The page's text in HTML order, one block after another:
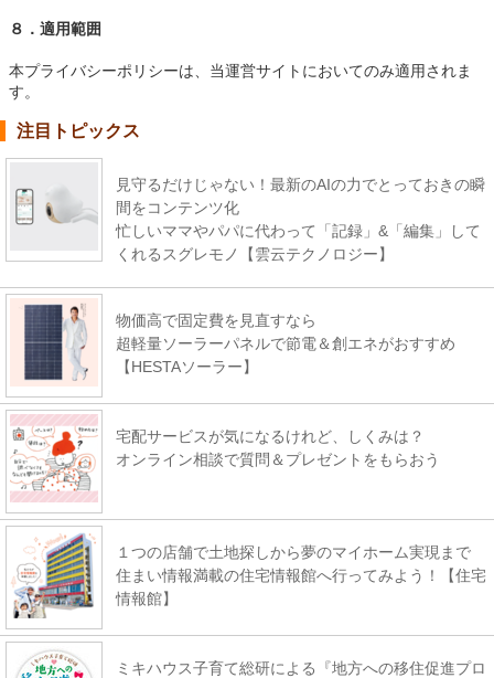
８．適用範囲
本プライバシーポリシーは、当運営サイトにおいてのみ適用されま
す。
注目トピックス
見守るだけじゃない！最新のAIの力でとっておきの瞬
間をコンテンツ化
忙しいママやパパに代わって「記録」&「編集」して
くれるスグレモノ【雲云テクノロジー】
物価高で固定費を見直すなら
超軽量ソーラーパネルで節電＆創エネがおすすめ
【HESTAソーラー】
宅配サービスが気になるけれど、しくみは？
オンライン相談で質問＆プレゼントをもらおう
１つの店舗で土地探しから夢のマイホーム実現まで
住まい情報満載の住宅情報館へ行ってみよう！【住宅
情報館】
ミキハウス子育て総研による『地方への移住促進プロ